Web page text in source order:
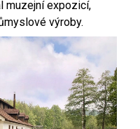
muzejní expozicí,
výroby.